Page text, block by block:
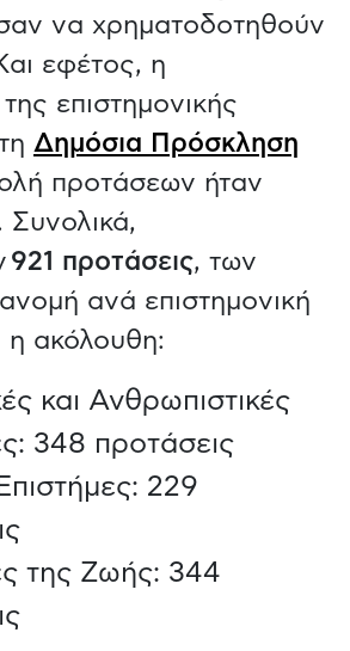
να χρηματοδοτηθούν
εφέτος, η
επιστημονικής
Δημόσια Πρόσκληση
προτάσεων ήταν
Συνολικά,
921 προτάσεις, των
ανά επιστημονική
η ακόλουθη:
και Ανθρωπιστικές
348 προτάσεις
229
της Ζωής: 344